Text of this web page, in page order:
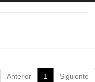
Anterior 1 Siguiente